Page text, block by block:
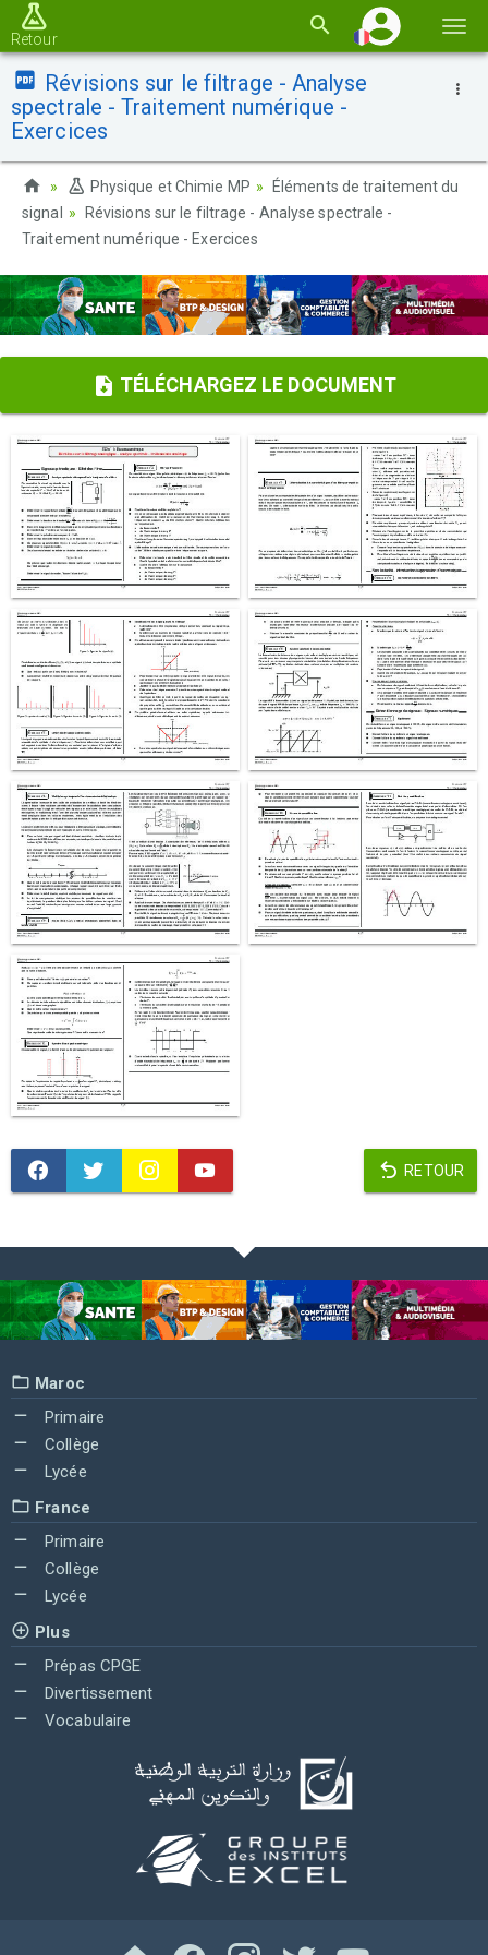
la
Retour
Révisions sur le filtrage - Analyse
spectrale - Traitement numérique -
Exercices
Physique et Chimie MP
Éléments de traitement du
signal
Révisions sur le filtrage - Analyse spectrale -
Traitement numérique - Exercices
TÉLÉCHARGEZ LE DOCUMENT
RETOUR
Maroc
Primaire
Collège
Lycée
France
Primaire
Collège
Lycée
Plus
Prépas CPGE
Divertissement
Vocabulaire